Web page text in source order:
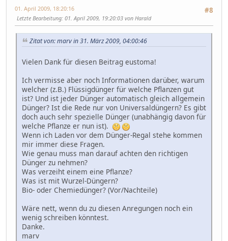
#8
01. April 2009, 18:20:16
Letzte Bearbeitung: 01. April 2009, 19:20:03 von Harald
Zitat von: marv in 31. März 2009, 04:00:46
Vielen Dank für diesen Beitrag eustoma!
Ich vermisse aber noch Informationen darüber, warum
welcher (z.B.) Flüssigdünger für welche Pflanzen gut
ist? Und ist jeder Dünger automatisch gleich allgemein
Dünger? Ist die Rede nur von Universaldüngern? Es gibt
doch auch sehr spezielle Dünger (unabhängig davon für
welche Pflanze er nun ist).
Wenn ich Laden vor dem Dünger-Regal stehe kommen
mir immer diese Fragen.
Wie genau muss man darauf achten den richtigen
Dünger zu nehmen?
Was verzeiht einem eine Pflanze?
Was ist mit Wurzel-Düngern?
Bio- oder Chemiedünger? (Vor/Nachteile)
Wäre nett, wenn du zu diesen Anregungen noch ein
wenig schreiben könntest.
Danke.
marv